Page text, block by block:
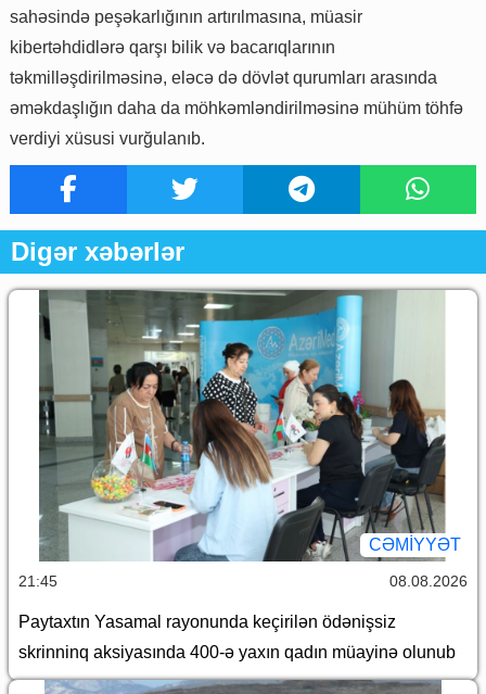
sahəsində peşəkarlığının artırılmasına, müasir
kibertəhdidlərə qarşı bilik və bacarıqlarının
təkmilləşdirilməsinə, eləcə də dövlət qurumları arasında
əməkdaşlığın daha da möhkəmləndirilməsinə mühüm töhfə
verdiyi xüsusi vurğulanıb.
Digər xəbərlər
CƏMİYYƏT
21:45 08.08.2026
Paytaxtın Yasamal rayonunda keçirilən ödənişsiz
skrinninq aksiyasında 400-ə yaxın qadın müayinə olunub